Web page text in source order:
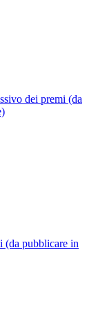
dei premi (da
(da pubblicare in